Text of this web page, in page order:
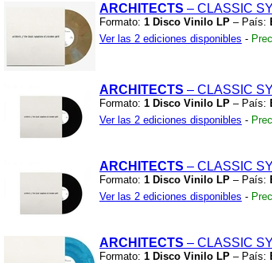
ARCHITECTS – CLASSIC
Formato: 1 Disco Vinilo LP – País:
Ver las 2 ediciones disponibles -
ARCHITECTS – CLASSIC
Formato: 1 Disco Vinilo LP – País:
Ver las 2 ediciones disponibles -
ARCHITECTS – CLASSIC
Formato: 1 Disco Vinilo LP – País:
Ver las 2 ediciones disponibles -
ARCHITECTS – CLASSIC
Formato: 1 Disco Vinilo LP – País: